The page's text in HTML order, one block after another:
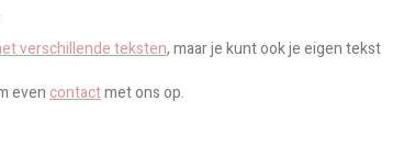
verschillende teksten, maar je kunt ook je eigen tekst
even contactmet ons op.